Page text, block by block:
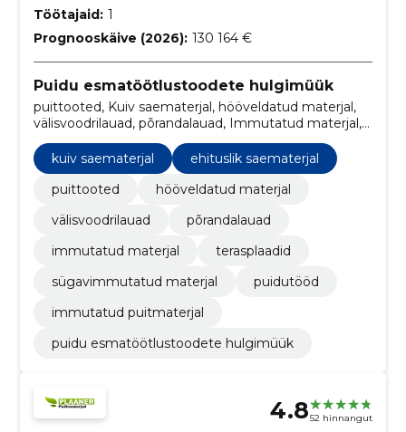
Töötajaid: 1
Prognooskäive (2026): 130 164 €
Puidu esmatöötlustoodete hulgimüük
puittooted, Kuiv saematerjal, hööveldatud materjal,
välisvoodrilauad, põrandalauad, Immutatud materjal,
terasplaadid, Sügavimmutatud materjal, ehituslik
saematerjal, Puidutööd
kuiv saematerjal
ehituslik saematerjal
puittooted
hööveldatud materjal
välisvoodrilauad
põrandalauad
immutatud materjal
terasplaadid
sügavimmutatud materjal
puidutööd
immutatud puitmaterjal
puidu esmatöötlustoodete hulgimüük
4.852 hinnangut